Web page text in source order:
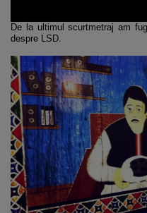
De la ultimul scurtmetraj am
despre LSD.